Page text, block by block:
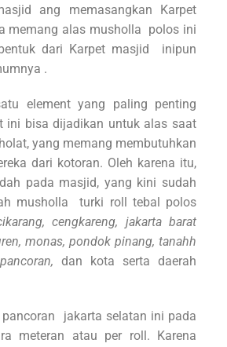
ang memasangkan Karpet
memang alas musholla polos ini
dari Karpet masjid inipun
.
element yang paling penting
ini bisa dijadikan untuk alas saat
yang memang membutuhkan
dari kotoran. Oleh karena itu,
pada masjid, yang kini sudah
musholla turki roll tebal polos
cengkareng, jakarta barat
monas, pondok pinang, tanahh
dan kota serta daerah
jakarta selatan ini pada
meteran atau per roll. Karena